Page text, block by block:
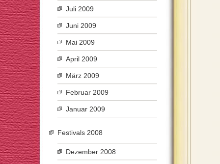
Juli 2009
Juni 2009
Mai 2009
April 2009
März 2009
Februar 2009
Januar 2009
Festivals 2008
Dezember 2008